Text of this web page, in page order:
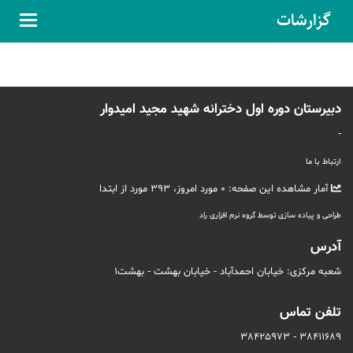
گزارشات
دبیرستان دوره اول دخترانه شهید مجید امیدوار
-
ارتباط با ما
آمار مشاهده این صفحه: 0 مورد امروز، 393 مورد از ابتدا
طراحی و پیاده سازی توسط گروه نرم افزاری راد
آدرس
شعبه مرکزی: خیابان احمدآباد - خیابان بهشت - بهشت1
تلفن تماس
38411689 - 38425973